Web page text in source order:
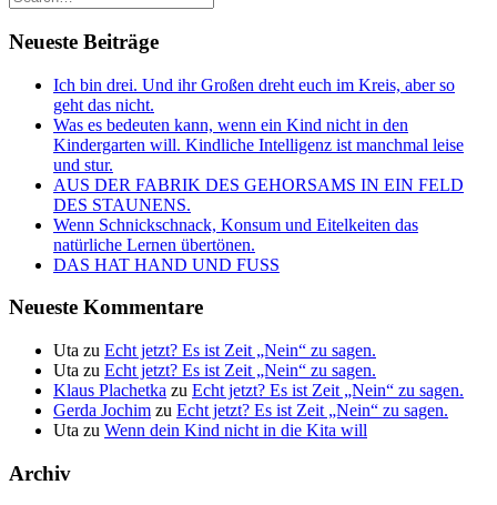
Neueste Beiträge
Ich bin drei. Und ihr Großen dreht euch im Kreis, aber so
geht das nicht.
Was es bedeuten kann, wenn ein Kind nicht in den
Kindergarten will. Kindliche Intelligenz ist manchmal leise
und stur.
AUS DER FABRIK DES GEHORSAMS IN EIN FELD
DES STAUNENS.
Wenn Schnickschnack, Konsum und Eitelkeiten das
natürliche Lernen übertönen.
DAS HAT HAND UND FUSS
Neueste Kommentare
Uta zu Echt jetzt? Es ist Zeit „Nein“ zu sagen.
Uta zu Echt jetzt? Es ist Zeit „Nein“ zu sagen.
Klaus Plachetka zu Echt jetzt? Es ist Zeit „Nein“ zu sagen.
Gerda Jochim zu Echt jetzt? Es ist Zeit „Nein“ zu sagen.
Uta zu Wenn dein Kind nicht in die Kita will
Archiv